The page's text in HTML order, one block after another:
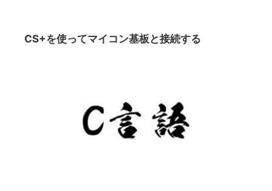
CS+を使ってマイコン基板と接続する